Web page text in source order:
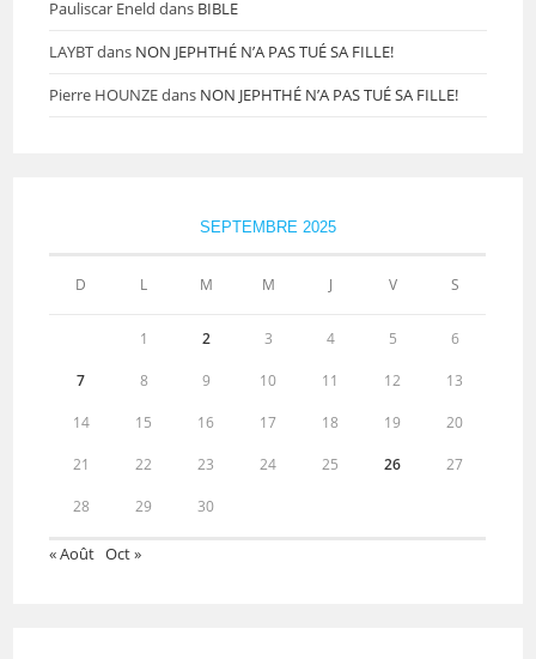
Pauliscar Eneld dans BIBLE
LAYBTdans NON JEPHTHÉ N’A PAS TUÉ SA FILLE!
Pierre HOUNZEdans NON JEPHTHÉ N’A PAS TUÉ SA FILLE!
SEPTEMBRE 2025
D L M M J V S
1 2 3 4 5 6
7 8 9 10 11 12 13
14 15 16 17 18 19 20
21 22 23 24 25 26 27
28 29 30
« Août Oct »